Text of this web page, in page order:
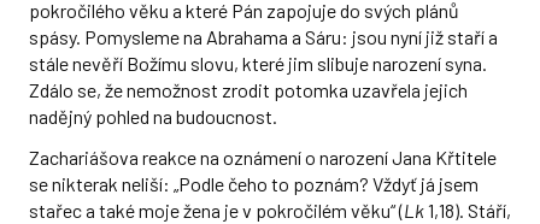
pokročilého věku a které Pán zapojuje do svých plánů
spásy. Pomysleme na Abrahama a Sáru: jsou nyní již staří a
stále nevěří Božímu slovu, které jim slibuje narození syna.
Zdálo se, že nemožnost zrodit potomka uzavřela jejich
nadějný pohled na budoucnost.
Zachariášova reakce na oznámení o narození Jana Křtitele
se nikterak neliší: „Podle čeho to poznám? Vždyť já jsem
stařec a také moje žena je v pokročilém věku“ (Lk1,18). Stáří,